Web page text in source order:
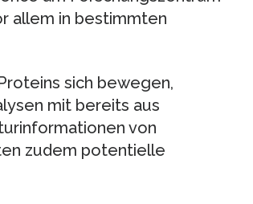
allem in bestimmten
sich bewegen,
mit bereits aus
von
zudem potentielle